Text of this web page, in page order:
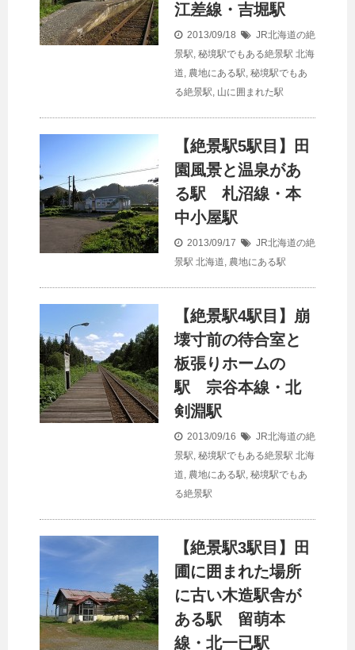
江差線・吉堀駅
2013/09/18
JR北海道の絶
景駅, 秘境駅でもある絶景駅 北海
道, 農地にある駅, 秘境駅でもあ
る絶景駅, 山に囲まれた駅
【絶景駅5駅目】田
園風景と温泉があ
る駅 札沼線・本
中小屋駅
2013/09/17
JR北海道の絶
景駅 北海道, 農地にある駅
【絶景駅4駅目】崩
壊寸前の待合室と
板張りホームの
駅 宗谷本線・北
剣淵駅
2013/09/16
JR北海道の絶
景駅, 秘境駅でもある絶景駅 北海
道, 農地にある駅, 秘境駅でもあ
る絶景駅
【絶景駅3駅目】田
圃に囲まれた場所
に古い木造駅舎が
ある駅 留萌本
線・北一已駅